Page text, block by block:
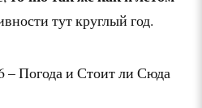
тут круглый год.